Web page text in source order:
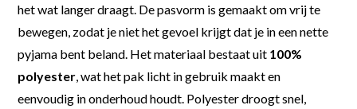
het wat langer draagt. De pasvorm is gemaakt om vrij te
bewegen, zodat je niet het gevoel krijgt dat je in een nette
pyjama bent beland. Het materiaal bestaat uit 100%
polyester, wat het pak licht in gebruik maakt en
eenvoudig in onderhoud houdt. Polyester droogt snel,